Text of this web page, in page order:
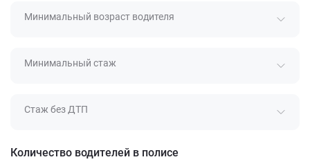
Минимальный возраст водителя
Минимальный стаж
Стаж без ДТП
Количество водителей в полисе